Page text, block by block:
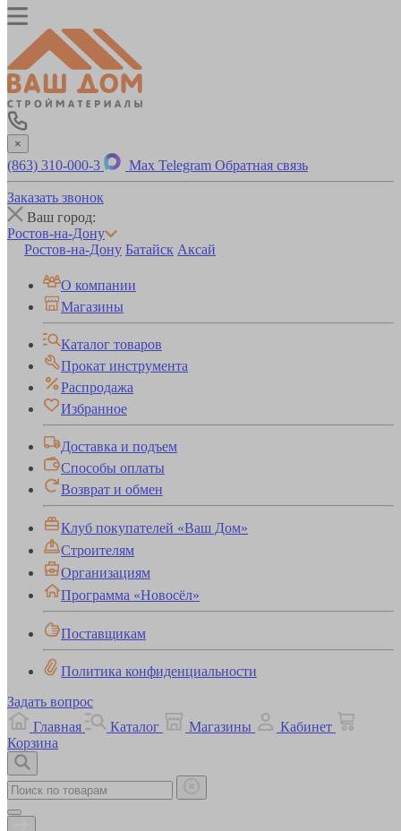
×
(863) 310-000-3 Max Telegram Обратная связь
Заказать звонок
Ваш город:
Ростов-на-Дону
Ростов-на-Дону Батайск Аксай
О компании
Магазины
Каталог товаров
Прокат инструмента
Распродажа
Избранное
Доставка и подъем
Способы оплаты
Возврат и обмен
Клуб покупателей «Ваш Дом»
Строителям
Организациям
Программа «Новосёл»
Поставщикам
Политика конфиденциальности
Задать вопрос
Главная
Каталог Магазины
Кабинет
Корзина